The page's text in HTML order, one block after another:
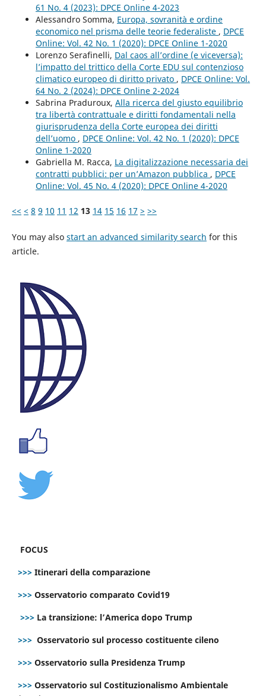
61 No. 4 (2023): DPCE Online 4-2023
Alessandro Somma, Europa, sovranità e ordine
economico nel prisma delle teorie federaliste , DPCE
Online: Vol. 42 No. 1 (2020): DPCE Online 1-2020
Lorenzo Serafinelli, Dal caos all’ordine (e viceversa):
l’impatto del trittico della Corte EDU sul contenzioso
climatico europeo di diritto privato , DPCE Online: Vol.
64 No. 2 (2024): DPCE Online 2-2024
Sabrina Praduroux, Alla ricerca del giusto equilibrio
tra libertà contrattuale e diritti fondamentali nella
giurisprudenza della Corte europea dei diritti
dell’uomo , DPCE Online: Vol. 42 No. 1 (2020): DPCE
Online 1-2020
Gabriella M. Racca, La digitalizzazione necessaria dei
contratti pubblici: per un’Amazon pubblica , DPCE
Online: Vol. 45 No. 4 (2020): DPCE Online 4-2020
<< < 8 9 10 11 12 13 14 15 16 17 > >>
You may also start an advanced similarity search for this
article.
FOCUS
>>> Itinerari della comparazione
>>> Osservatorio comparato Covid19
>>> La transizione: l’America dopo Trump
>>> Osservatorio sul processo costituente cileno
>>> Osservatorio sulla Presidenza Trump
>>> Osservatorio sul Costituzionalismo Ambientale